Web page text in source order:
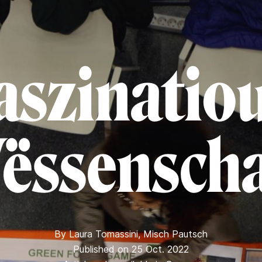
ByLaura Tomassini,Misch Pautsch
Published on 25 Oct. 2022